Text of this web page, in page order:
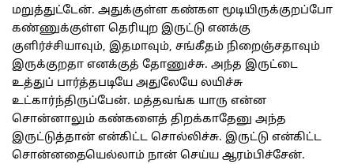
மறுத்துட்டேன். அதுக்குள்ள கண்கள மூடியிருக்குறப்போ
கண்ணுக்குள்ள தெரியுற இருட்டு எனக்கு
குளிர்ச்சியாவும், இதமாவும், சங்கீதம் நிறைஞ்சதாவும்
இருக்குறதா எனக்குத் தோணுச்சு. அந்த இருட்டை
உத்துப் பார்த்தபடியே அதுலேயே லயிச்சு
உட்கார்ந்திருப்பேன். மத்தவங்க யாரு என்ன
சொன்னாலும் கண்களைத் திறக்காதேனு அந்த
இருட்டுத்தான் என்கிட்ட சொல்லிச்சு. இருட்டு என்கிட்ட
சொன்னதையெல்லாம் நான் செய்ய ஆரம்பிச்சேன்.